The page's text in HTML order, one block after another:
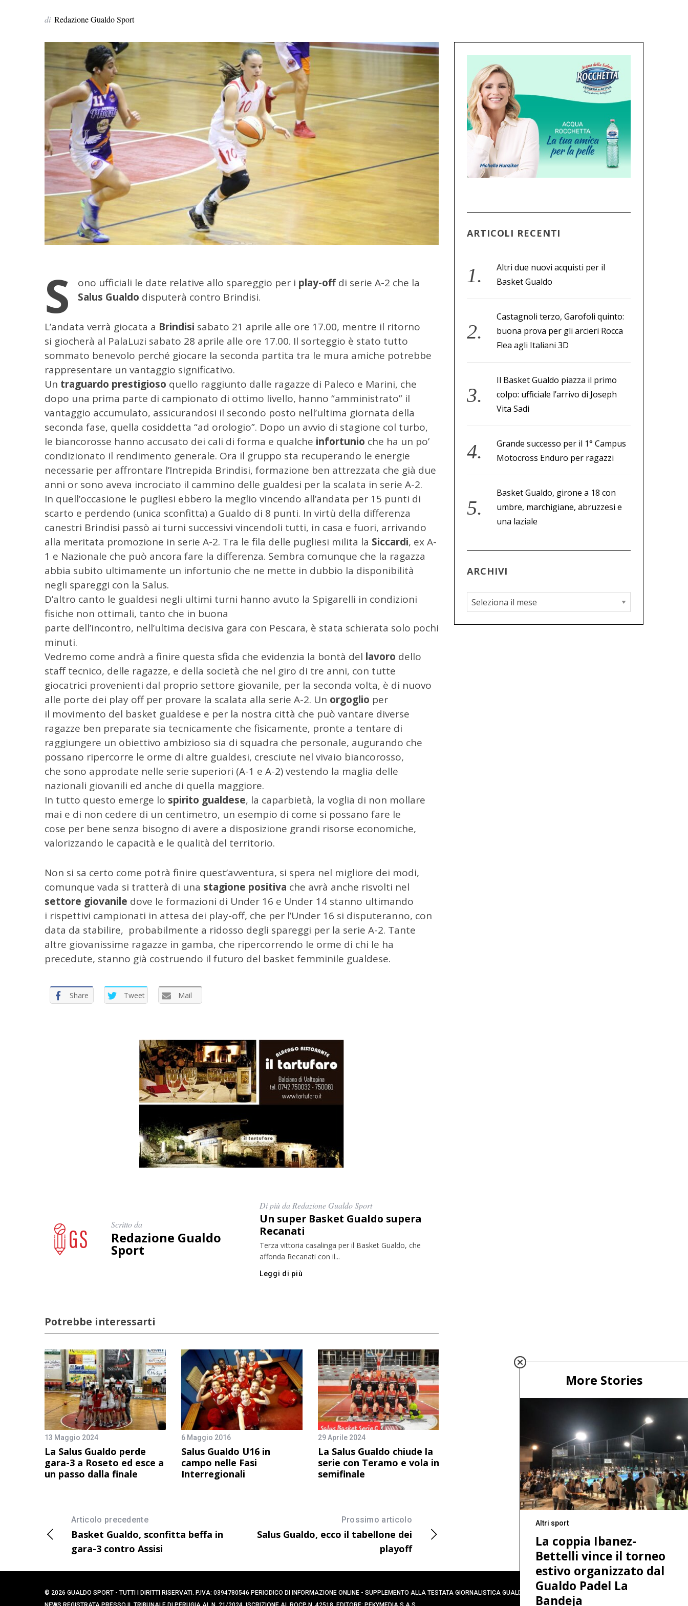
di Redazione Gualdo Sport
S ono ufficiali le date relative allo spareggio per i play-offdi serie A-2 che la
Salus Gualdo disputerà contro Brindisi.
L’andata verrà giocata a Brindisi sabato 21 aprile alle ore 17.00, mentre il ritorno
si giocherà al PalaLuzi sabato 28 aprile alle ore 17.00. Il sorteggio è stato tutto
sommato benevolo perché giocare la seconda partita tra le mura amiche potrebbe
rappresentare un vantaggio significativo.
Un traguardo prestigioso quello raggiunto dalle ragazze di Paleco e Marini, che
dopo una prima parte di campionato di ottimo livello, hanno “amministrato” il
vantaggio accumulato, assicurandosi il secondo posto nell’ultima giornata della
seconda fase, quella cosiddetta “ad orologio”. Dopo un avvio di stagione col turbo,
le biancorosse hanno accusato dei cali di forma e qualche infortunio che ha un po’
condizionato il rendimento generale. Ora il gruppo sta recuperando le energie
necessarie per affrontare l’Intrepida Brindisi, formazione ben attrezzata che già due
anni or sono aveva incrociato il cammino delle gualdesi per la scalata in serie A-2.
In quell’occasione le pugliesi ebbero la meglio vincendo all’andata per 15 punti di
scarto e perdendo (unica sconfitta) a Gualdo di 8 punti. In virtù della differenza
canestri Brindisi passò ai turni successivi vincendoli tutti, in casa e fuori, arrivando
alla meritata promozione in serie A-2. Tra le fila delle pugliesi milita la Siccardi, ex A-
1 e Nazionale che può ancora fare la differenza. Sembra comunque che la ragazza
abbia subito ultimamente un infortunio che ne mette in dubbio la disponibilità
negli spareggi con la Salus.
D’altro canto le gualdesi negli ultimi turni hanno avuto la Spigarelli in condizioni
fisiche non ottimali, tanto che in buona
parte dell’incontro, nell’ultima decisiva gara con Pescara, è stata schierata solo pochi
minuti.
Vedremo come andrà a finire questa sfida che evidenzia la bontà del lavoro dello
staff tecnico, delle ragazze, e della società che nel giro di tre anni, con tutte
giocatrici provenienti dal proprio settore giovanile, per la seconda volta, è di nuovo
alle porte dei play off per provare la scalata alla serie A-2. Un orgoglio per
il movimento del basket gualdese e per la nostra città che può vantare diverse
ragazze ben preparate sia tecnicamente che fisicamente, pronte a tentare di
raggiungere un obiettivo ambizioso sia di squadra che personale, augurando che
possano ripercorre le orme di altre gualdesi, cresciute nel vivaio biancorosso,
che sono approdate nelle serie superiori (A-1 e A-2) vestendo la maglia delle
nazionali giovanili ed anche di quella maggiore.
In tutto questo emerge lo spirito gualdese, la caparbietà, la voglia di non mollare
mai e di non cedere di un centimetro, un esempio di come si possano fare le
cose per bene senza bisogno di avere a disposizione grandi risorse economiche,
valorizzando le capacità e le qualità del territorio.
Non si sa certo come potrà finire quest’avventura, si spera nel migliore dei modi,
comunque vada si tratterà di una stagione positiva che avrà anche risvolti nel
settore giovanile dove le formazioni di Under 16 e Under 14 stanno ultimando
i rispettivi campionati in attesa dei play-off, che per l’Under 16 si disputeranno, con
data da stabilire, probabilmente a ridosso degli spareggi per la serie A-2. Tante
altre giovanissime ragazze in gamba, che ripercorrendo le orme di chi le ha
precedute, stanno già costruendo il futuro del basket femminile gualdese.
Share Tweet Mail
Scritto da
Redazione Gualdo
Sport
Di più da Redazione Gualdo Sport
Un super Basket Gualdo supera
Recanati
Terza vittoria casalinga per il Basket Gualdo, che
affonda Recanati con il...
Leggi di più
Potrebbe interessarti
13 Maggio 2024
La Salus Gualdo perde
gara-3 a Roseto ed esce a
un passo dalla finale
6 Maggio 2016
Salus Gualdo U16 in
campo nelle Fasi
Interregionali
29 Aprile 2024
La Salus Gualdo chiude la
serie con Teramo e vola in
semifinale
Articolo precedente
Basket Gualdo, sconfitta beffa in
gara-3 contro Assisi
Prossimo articolo
Salus Gualdo, ecco il tabellone dei
playoff
ARTICOLI RECENTI
Altri due nuovi acquisti per il
Basket Gualdo
Castagnoli terzo, Garofoli quinto:
buona prova per gli arcieri Rocca
Flea agli Italiani 3D
Il Basket Gualdo piazza il primo
colpo: ufficiale l’arrivo di Joseph
Vita Sadi
Grande successo per il 1° Campus
Motocross Enduro per ragazzi
Basket Gualdo, girone a 18 con
umbre, marchigiane, abruzzesi e
una laziale
ARCHIVI
A
r
c
More Stories
Altri sport
La coppia Ibanez-
Bettelli vince il torneo
estivo organizzato dal
Gualdo Padel La
Bandeja
© 2026 GUALDO SPORT - TUTTI I DIRITTI RISERVATI. P.IVA: 0394780546 PERIODICO DI INFORMAZIONE ONLINE - SUPPLEMENTO ALLA TESTATA GIORNALISTICA GUALDO
C
e
c
a
p
e